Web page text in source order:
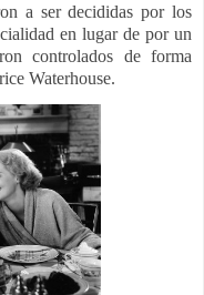
a ser decididas por los
en lugar de por un
controlados de forma
Waterhouse.